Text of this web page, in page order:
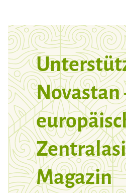
Novastan
Magazin